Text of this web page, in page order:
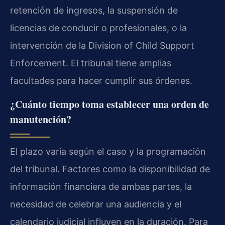
retención de ingresos, la suspensión de
licencias de conducir o profesionales, o la
intervención de la Division of Child Support
Enforcement. El tribunal tiene amplias
facultades para hacer cumplir sus órdenes.
¿Cuánto tiempo toma establecer una orden de
manutención?
El plazo varía según el caso y la programación
del tribunal. Factores como la disponibilidad de
información financiera de ambas partes, la
necesidad de celebrar una audiencia y el
calendario judicial influyen en la duración. Para